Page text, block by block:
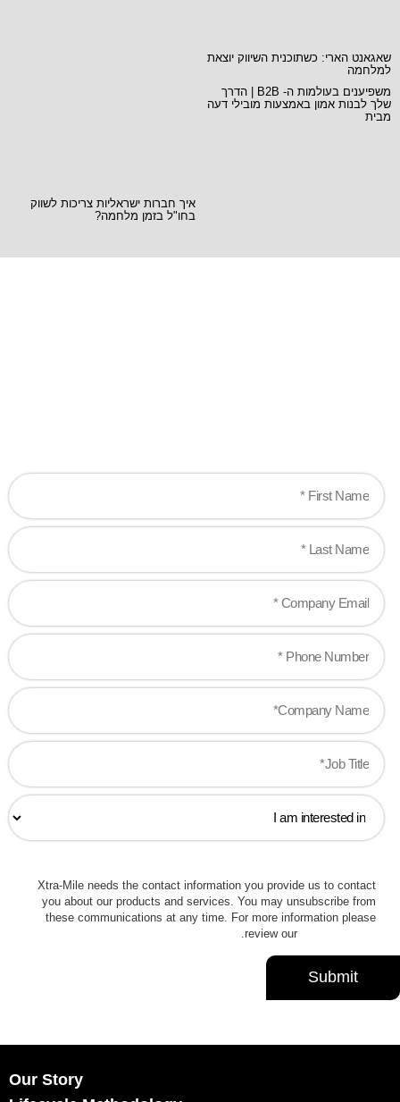
שאגאנט הארי: כשתוכנית השיווק יוצאת
למלחמה
משפיענים בעולמות ה- B2B | הדרך
שלך לבנות אמון באמצעות מובילי דעה
מבית
איך חברות ישראליות צריכות לשווק
בחו"ל בזמן מלחמה?
Xtra-Mile needs the contact information you provide us to contact
you about our products and services. You may unsubscribe from
these communications at any time. For more information please
review our
.
Our Story